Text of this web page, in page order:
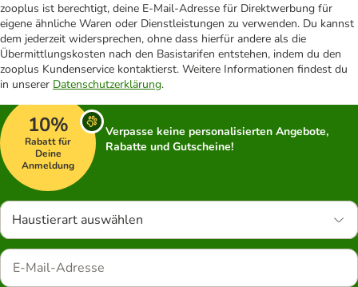
zooplus ist berechtigt, deine E-Mail-Adresse für Direktwerbung für
eigene ähnliche Waren oder Dienstleistungen zu verwenden. Du kannst
dem jederzeit widersprechen, ohne dass hierfür andere als die
Übermittlungskosten nach den Basistarifen entstehen, indem du den
zooplus Kundenservice kontaktierst. Weitere Informationen findest du
in unserer Datenschutzerklärung.
10%
Rabatt für
Deine
Anmeldung
Verpasse keine personalisierten Angebote,
Rabatte und Gutscheine!
Haustierart auswählen